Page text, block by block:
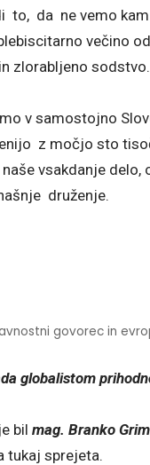
to, da ne vemo kam
večino
zlorabljeno sodstvo.
v samostojno
z močjo sto
vsakdanje delo,
druženje.
govorec in
globalistom
bil mag. Branko
tukaj sprejeta.